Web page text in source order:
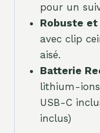
pour un
Robuste
avec clip
aisé.
Batterie
lithium-
USB-C
inclus)